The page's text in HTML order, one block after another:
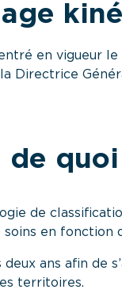
en vigueur
Directrice
de
de
en fonction
ans afin de
territoires.